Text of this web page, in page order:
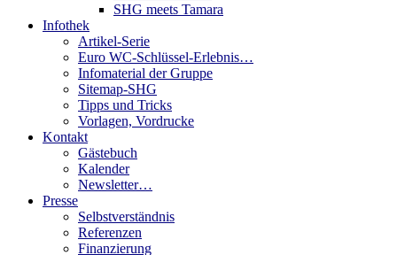
SHG meets Tamara
Infothek
Artikel-Serie
Euro WC-Schlüssel-Erlebnis…
Infomaterial der Gruppe
Sitemap-SHG
Tipps und Tricks
Vorlagen, Vordrucke
Kontakt
Gästebuch
Kalender
Newsletter…
Presse
Selbstverständnis
Referenzen
Finanzierung